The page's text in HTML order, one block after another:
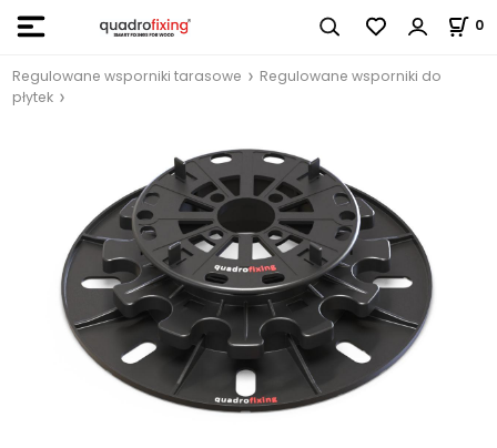
0
Regulowane wsporniki tarasowe
Regulowane wsporniki do
płytek